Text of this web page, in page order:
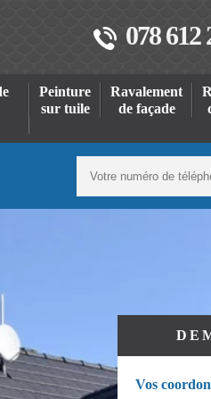
078 612
Peinture
sur tuile
Ravalement
de façade
Vos